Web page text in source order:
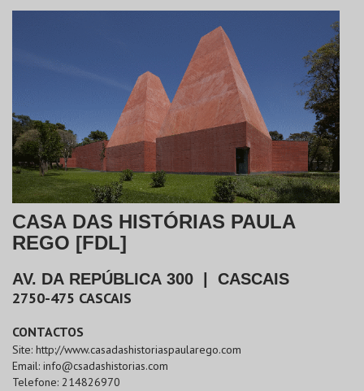
CASA DAS HISTÓRIAS PAULA
REGO [FDL]
AV. DA REPÚBLICA 300 CASCAIS
2750-475 CASCAIS
CONTACTOS
Site: http://www.casadashistoriaspaularego.com
Email: info@csadashistorias.com
Telefone: 214826970